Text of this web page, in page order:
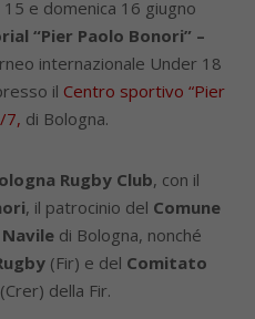
e domenica 16 giugno
“Pier Paolo Bonori” –
internazionale Under 18
il Centro sportivo “Pier
7, di Bologna.
Rugby Club, con il
, il patrocinio del Comune
di Bologna, nonché
(Fir) e del Comitato
(Crer) della Fir.